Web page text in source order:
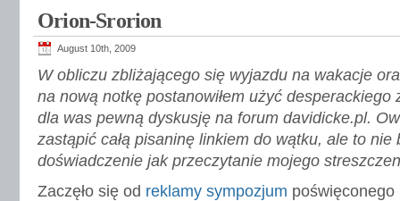
Orion-Srorion
August 10th, 2009
W obliczu zbliżającego się wyjazdu na wakacje
na nową notkę postanowiłem użyć desperackiego
dla was pewną dyskusję na forum davidicke.pl.
zastąpić całą pisaninę linkiem do wątku, ale to nie
doświadczenie jak przeczytanie mojego
Zaczęło się od reklamy sympozjum